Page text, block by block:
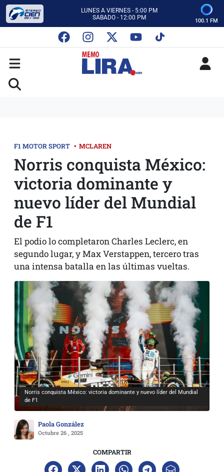
LUNES A VIERNES - 5:00 PM
SABADO - 12:00 PM
CON MEMO LIRA Y SU EQUIPO
LUNES A VIERNES - 5:00 PM
SABADO - 12:00 PM
100.1 FM
F1 MOTOR SPORT • MCLAREN
Norris conquista México:
victoria dominante y
nuevo líder del Mundial
de F1
El podio lo completaron Charles Leclerc, en
segundo lugar, y Max Verstappen, tercero tras
una intensa batalla en las últimas vueltas.
Norris conquista México: victoria dominante y nuevo líder del Mundial
de F1
Paola González
Octubre 26 , 2025
COMPARTIR